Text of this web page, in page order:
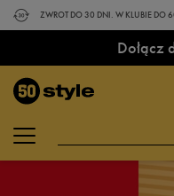
ZWROT DO 30 DNI. W KLUBIE DO
Dołącz